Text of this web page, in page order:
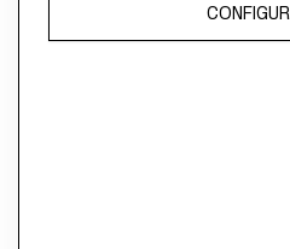
El contenido de esta página web